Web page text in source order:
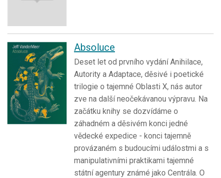
Absoluce
Deset let od prvního vydání Anihilace,
Autority a Adaptace, děsivé i poetické
trilogie o tajemné Oblasti X, nás autor
zve na další neočekávanou výpravu. Na
začátku knihy se dozvídáme o
záhadném a děsivém konci jedné
vědecké expedice - konci tajemně
provázaném s budoucími událostmi a s
manipulativními praktikami tajemné
státní agentury známé jako Centrála. O